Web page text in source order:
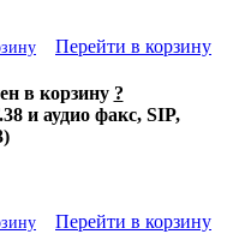
Перейти в корзину
в корзину ?
и аудио факс, SIP,
Перейти в корзину